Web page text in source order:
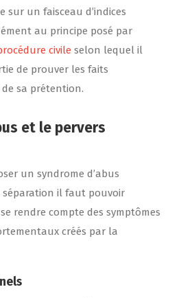
sur un faisceau d’indices
au principe posé par
civile selon lequel il
de prouver les faits
de sa prétention.
et le pervers
un syndrome d’abus
séparation il faut pouvoir
rendre compte des symptômes
créés par la